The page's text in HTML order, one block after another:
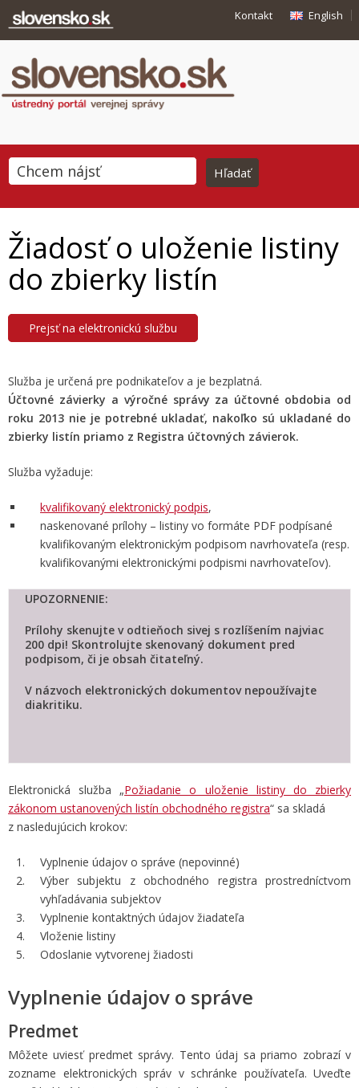
Kontakt English
Žiadosť o uloženie listiny
do zbierky listín
Prejsť na elektronickú službu
Služba je určená pre podnikateľov a je bezplatná.
Účtovné závierky a výročné správy za účtovné obdobia od
roku 2013 nie je potrebné ukladať, nakoľko sú ukladané do
zbierky listín priamo z Registra účtovných závierok.
Služba vyžaduje:
kvalifikovaný elektronický podpis,
naskenované prílohy – listiny vo formáte PDF podpísané
kvalifikovaným elektronickým podpisom navrhovateľa (resp.
kvalifikovanými elektronickými podpismi navrhovateľov).
UPOZORNENIE:
Prílohy skenujte v odtieňoch sivej s rozlíšením najviac
200 dpi! Skontrolujte skenovaný dokument pred
podpisom, či je obsah čitateľný.
V názvoch elektronických dokumentov nepoužívajte
diakritiku.
Elektronická služba „Požiadanie o uloženie listiny do zbierky
zákonom ustanovených listín obchodného registra“ sa skladá
z nasledujúcich krokov:
Vyplnenie údajov o správe (nepovinné)
Výber subjektu z obchodného registra prostredníctvom
vyhľadávania subjektov
Vyplnenie kontaktných údajov žiadateľa
Vloženie listiny
Odoslanie vytvorenej žiadosti
Vyplnenie údajov o správe
Predmet
Môžete uviesť predmet správy. Tento údaj sa priamo zobrazí v
zozname elektronických správ v schránke používateľa. Uveďte